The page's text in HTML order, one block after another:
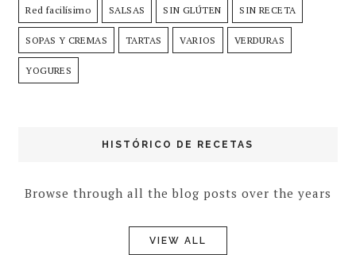
Red facilísimo SALSAS SIN GLÚTEN SIN RECETA
SOPAS Y CREMAS TARTAS VARIOS VERDURAS
YOGURES
HISTÓRICO DE RECETAS
Browse through all the blog posts over the years
VIEW ALL